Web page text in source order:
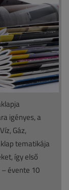
igényes, a
Gáz,
tematikája
így első
évente 10